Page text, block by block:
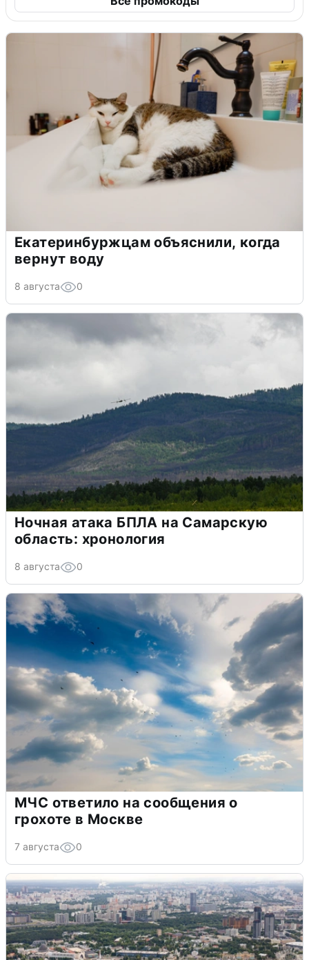
Екатеринбуржцам объяснили, когда
вернут воду
8 августа 0
Ночная атака БПЛА на Самарскую
область: хронология
8 августа 0
МЧС ответило на сообщения о
грохоте в Москве
7 августа 0